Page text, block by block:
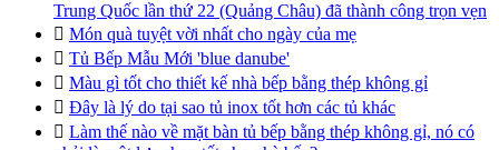
Trung Quốc lần thứ 22 (Quảng Châu) đã thành công trọn vẹn
 Món quà tuyệt vời nhất cho ngày của mẹ
 Tủ Bếp Mẫu Mới 'blue danube'
 Màu gì tốt cho thiết kế nhà bếp bằng thép không gỉ
 Đây là lý do tại sao tủ inox tốt hơn các tủ khác
 Làm thế nào về mặt bàn tủ bếp bằng thép không gỉ, nó có